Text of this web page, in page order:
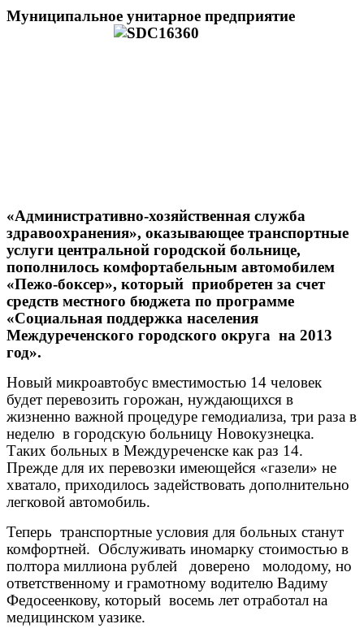
Муниципальное унитарное предприятие
«Административно-хозяйственная служба
здравоохранения», оказывающее транспортные
услуги центральной городской больнице,
пополнилось комфортабельным автомобилем
«Пежо-боксер», который приобретен за счет
средств местного бюджета по программе
«Социальная поддержка населения
Междуреченского городского округа на 2013
год».
Новый микроавтобус вместимостью 14 человек
будет перевозить горожан, нуждающихся в
жизненно важной процедуре гемодиализа, три раза в
неделю в городскую больницу Новокузнецка.
Таких больных в Междуреченске как раз 14.
Прежде для их перевозки имеющейся «газели» не
хватало, приходилось задействовать дополнительно
легковой автомобиль.
Теперь транспортные условия для больных станут
комфортней. Обслуживать иномарку стоимостью в
полтора миллиона рублей доверено молодому, но
ответственному и грамотному водителю Вадиму
Федосеенкову, который восемь лет отработал на
медицинском уазике.